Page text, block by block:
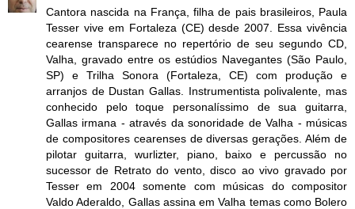
Cantora nascida na França, filha de pais brasileiros, Paula
Tesser vive em Fortaleza (CE) desde 2007. Essa vivência
cearense transparece no repertório de seu segundo CD,
Valha, gravado entre os estúdios Navegantes (São Paulo,
SP) e Trilha Sonora (Fortaleza, CE) com produção e
arranjos de Dustan Gallas. Instrumentista polivalente, mas
conhecido pelo toque personalíssimo de sua guitarra,
Gallas irmana - através da sonoridade de Valha - músicas
de compositores cearenses de diversas gerações. Além de
pilotar guitarra, wurlizter, piano, baixo e percussão no
sucessor de Retrato do vento, disco ao vivo gravado por
Tesser em 2004 somente com músicas do compositor
Valdo Aderaldo, Gallas assina em Valha temas como Bolero